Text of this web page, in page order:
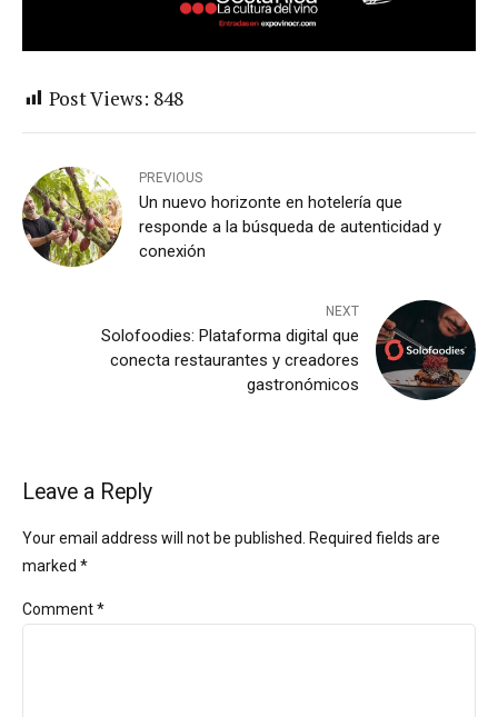
Post Views: 848
PREVIOUS
Un nuevo horizonte en hotelería que
responde a la búsqueda de autenticidad y
conexión
NEXT
Solofoodies: Plataforma digital que
conecta restaurantes y creadores
gastronómicos
Leave a Reply
Your email address will not be published. Required fields are
marked *
Comment*